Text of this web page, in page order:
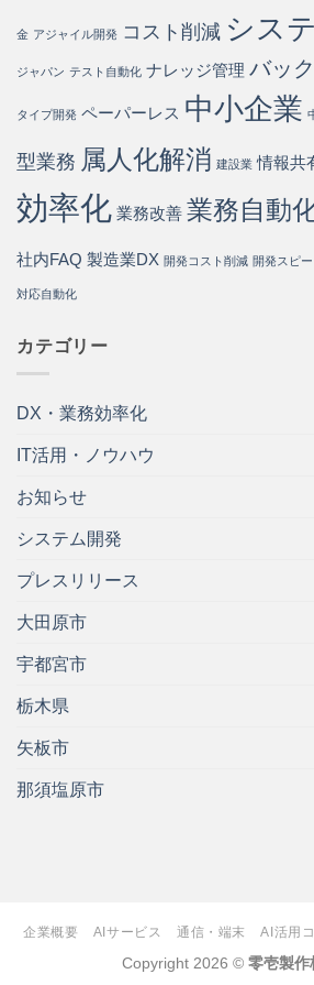
現
る
は
金 アジャイル開発 コスト削減 シス
ジャパン テスト自動化 ナレッジ管理 バッ
タイプ開発 ペーパーレス 中小企業
型業務 属人化解消 建設業 情報共
効率化 業務改善 業務自動
社内FAQ 製造業DX 開発コスト削減 開発スピー
対応自動化
カテゴリー
DX・業務効率化
IT活用・ノウハウ
お知らせ
システム開発
プレスリリース
大田原市
宇都宮市
栃木県
矢板市
那須塩原市
企業概要 AIサービス 通信・端末 AI活用
Copyright 2026 © 零壱製作